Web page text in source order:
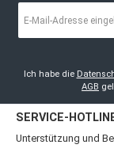
Mail-
Ich habe die
AGB
SERVICE-
Unterstützung und